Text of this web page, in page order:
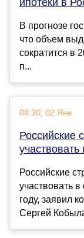
ипотеки в
В прогнозе
что объем
сократится в
п...
09:30, 02 Янв
Российские
Российские
участвовать
году, заявил
Сергей